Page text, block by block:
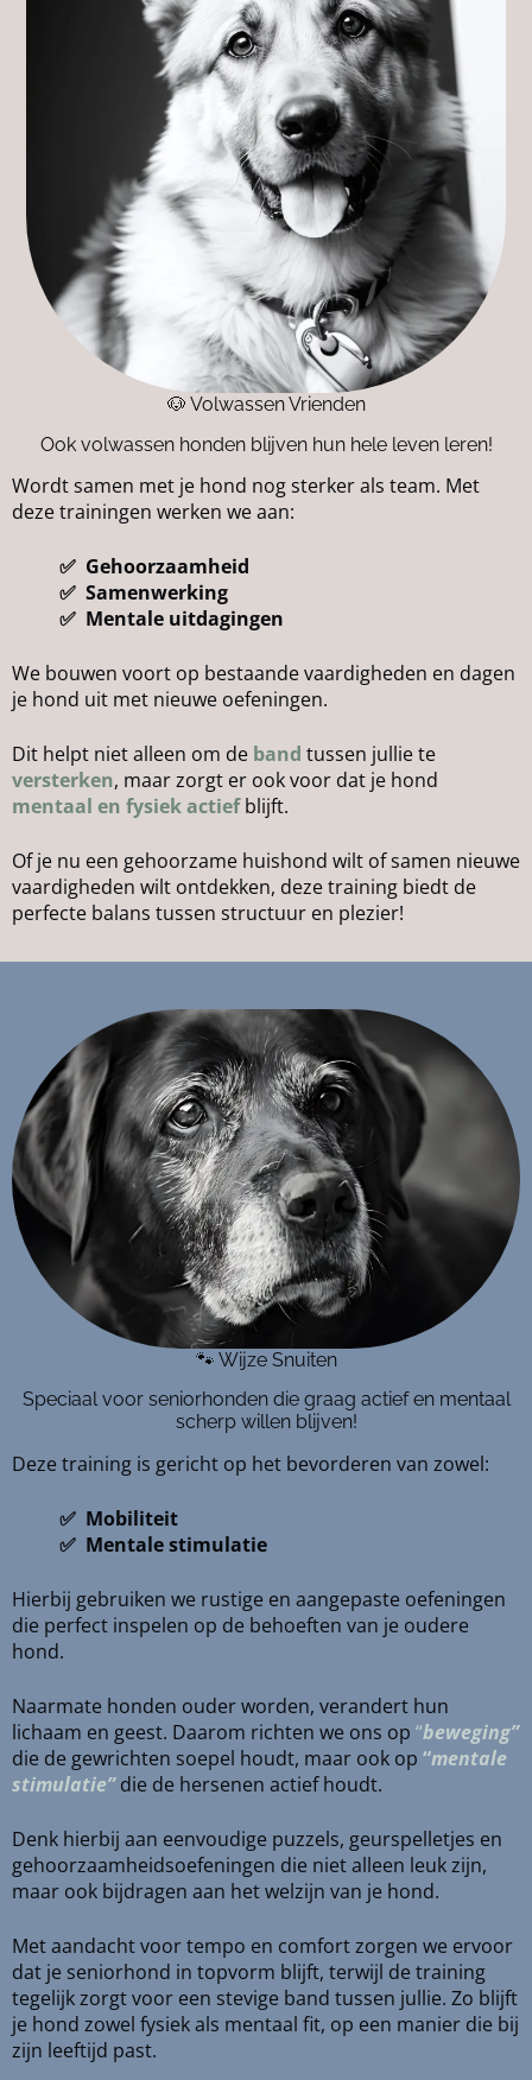
🐶 Volwassen Vrienden
Ook volwassen honden blijven hun hele leven leren!
Wordt samen met je hond nog sterker als team. Met
deze trainingen werken we aan:
✅ Gehoorzaamheid
✅ Samenwerking
✅ Mentale uitdagingen
We bouwen voort op bestaande vaardigheden en dagen
je hond uit met nieuwe oefeningen.
Dit helpt niet alleen om de band tussen jullie te
versterken, maar zorgt er ook voor dat je hond
mentaal en fysiek actiefblijft.
Of je nu een gehoorzame huishond wilt of samen nieuwe
vaardigheden wilt ontdekken, deze training biedt de
perfecte balans tussen structuur en plezier!
🐾 Wijze Snuiten
Speciaal voor seniorhonden die graag actief en mentaal
scherp willen blijven!
Deze training is gericht op het bevorderen van zowel:
✅ Mobiliteit
✅ Mentale stimulatie
Hierbij gebruiken we rustige en aangepaste oefeningen
die perfect inspelen op de behoeften van je oudere
hond.
Naarmate honden ouder worden, verandert hun
lichaam en geest. Daarom richten we ons op “beweging”
die de gewrichten soepel houdt, maar ook op “mentale
stimulatie”die de hersenen actief houdt.
Denk hierbij aan eenvoudige puzzels, geurspelletjes en
gehoorzaamheidsoefeningen die niet alleen leuk zijn,
maar ook bijdragen aan het welzijn van je hond.
Met aandacht voor tempo en comfort zorgen we ervoor
dat je seniorhond in topvorm blijft, terwijl de training
tegelijk zorgt voor een stevige band tussen jullie. Zo blijft
je hond zowel fysiek als mentaal fit, op een manier die bij
zijn leeftijd past.